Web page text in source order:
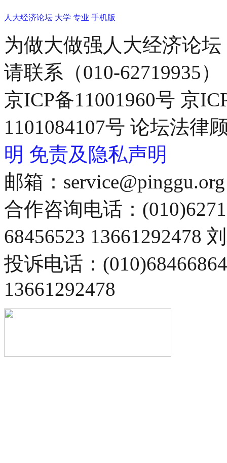
人大经济论坛 大学 专业 手机版
为做大做强人大经济论
请联系（010-62719935）
京ICP备11001960号 京
1101084107号 论坛法律
明 免责及隐私声明
邮箱：service@pinggu.org
合作咨询电话：
68456523 13661292478
投诉电话：
13661292478